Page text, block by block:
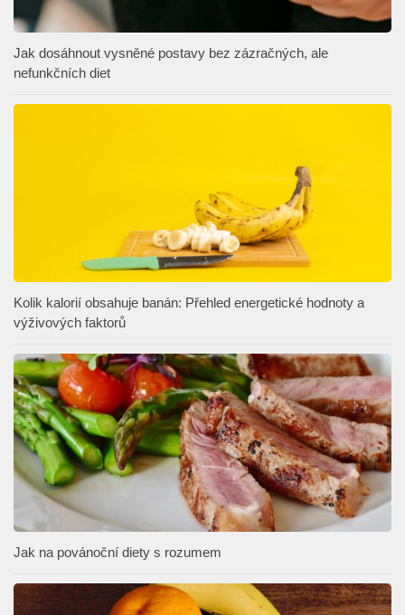
Jak dosáhnout vysněné postavy bez zázračných, ale
nefunkčních diet
Kolik kalorií obsahuje banán: Přehled energetické hodnoty a
výživových faktorů
Jak na povánoční diety s rozumem